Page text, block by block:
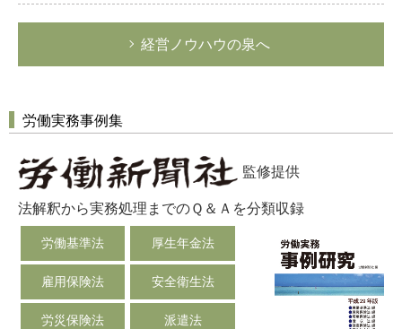
経営ノウハウの泉へ
労働実務事例集
監修提供
法解釈から実務処理までのＱ＆Ａを分類収録
労働基準法 厚生年金法
雇用保険法 安全衛生法
労災保険法 派遣法